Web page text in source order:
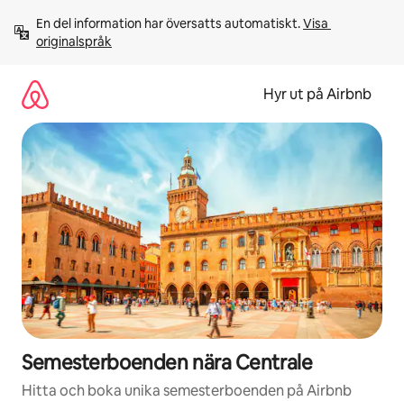
innehåll
En del information har översatts automatiskt. Visa
originalspråk
Hyr ut på Airbnb
Semesterboenden nära Centrale
Hitta och boka unika semesterboenden på Airbnb